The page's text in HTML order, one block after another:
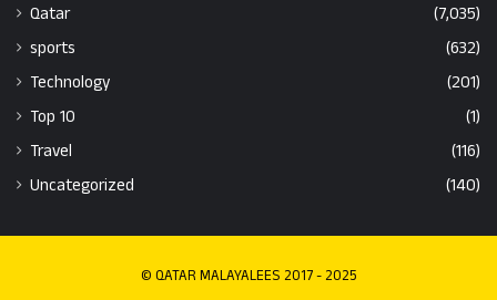
Qatar
(7,035)
sports
(632)
Technology
(201)
Top 10
(1)
Travel
(116)
Uncategorized
(140)
© QATAR MALAYALEES 2017 - 2025